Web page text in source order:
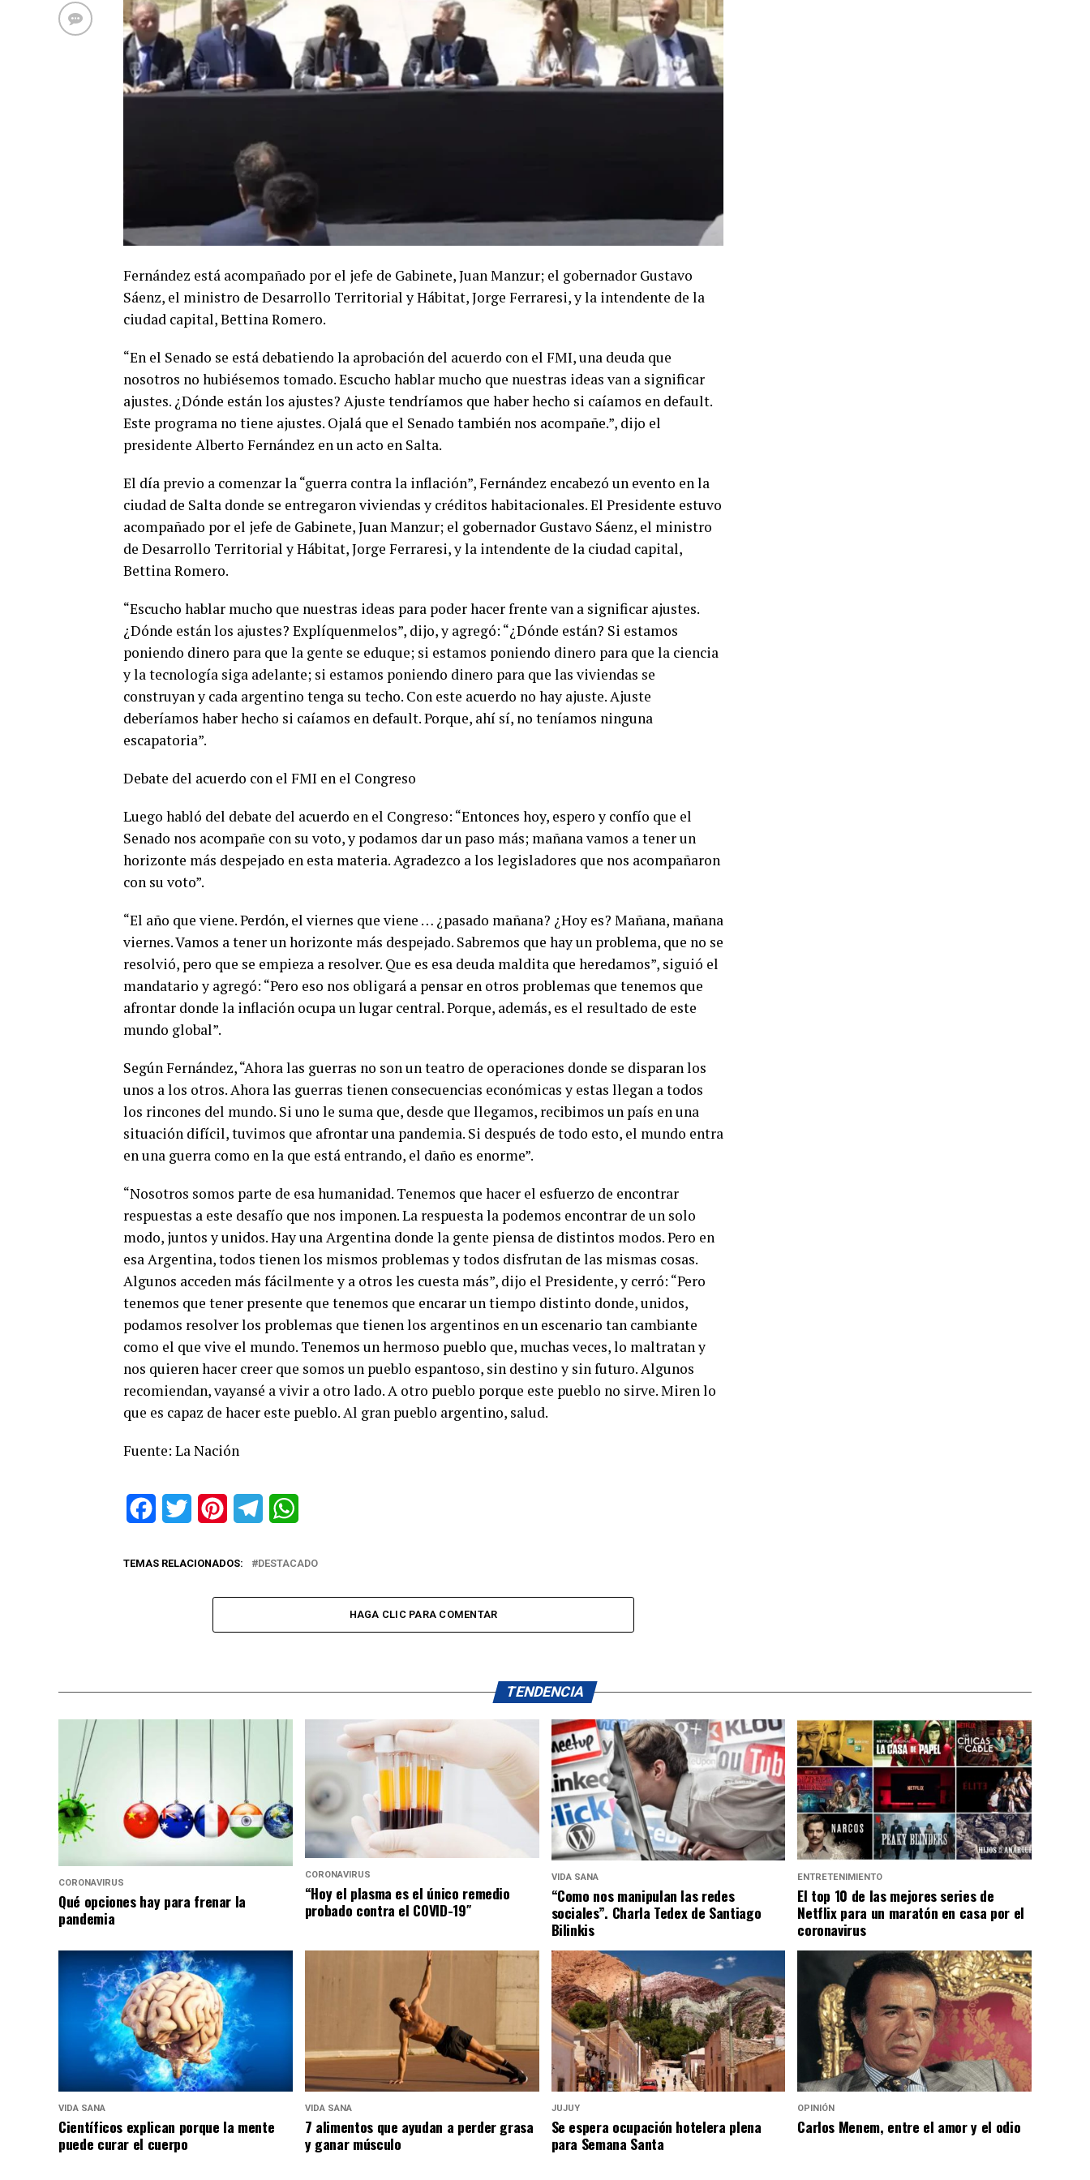
Fernández está acompañado por el jefe de Gabinete, Juan Manzur; el gobernador Gustavo
Sáenz, el ministro de Desarrollo Territorial y Hábitat, Jorge Ferraresi, y la intendente de la
ciudad capital, Bettina Romero.
“En el Senado se está debatiendo la aprobación del acuerdo con el FMI, una deuda que
nosotros no hubiésemos tomado. Escucho hablar mucho que nuestras ideas van a significar
ajustes. ¿Dónde están los ajustes? Ajuste tendríamos que haber hecho si caíamos en default.
Este programa no tiene ajustes. Ojalá que el Senado también nos acompañe.”, dijo el
presidente Alberto Fernández en un acto en Salta.
El día previo a comenzar la “guerra contra la inflación”, Fernández encabezó un evento en la
ciudad de Salta donde se entregaron viviendas y créditos habitacionales. El Presidente estuvo
acompañado por el jefe de Gabinete, Juan Manzur; el gobernador Gustavo Sáenz, el ministro
de Desarrollo Territorial y Hábitat, Jorge Ferraresi, y la intendente de la ciudad capital,
Bettina Romero.
“Escucho hablar mucho que nuestras ideas para poder hacer frente van a significar ajustes.
¿Dónde están los ajustes? Explíquenmelos”, dijo, y agregó: “¿Dónde están? Si estamos
poniendo dinero para que la gente se eduque; si estamos poniendo dinero para que la ciencia
y la tecnología siga adelante; si estamos poniendo dinero para que las viviendas se
construyan y cada argentino tenga su techo. Con este acuerdo no hay ajuste. Ajuste
deberíamos haber hecho si caíamos en default. Porque, ahí sí, no teníamos ninguna
escapatoria”.
Debate del acuerdo con el FMI en el Congreso
Luego habló del debate del acuerdo en el Congreso: “Entonces hoy, espero y confío que el
Senado nos acompañe con su voto, y podamos dar un paso más; mañana vamos a tener un
horizonte más despejado en esta materia. Agradezco a los legisladores que nos acompañaron
con su voto”.
“El año que viene. Perdón, el viernes que viene … ¿pasado mañana? ¿Hoy es? Mañana, mañana
viernes. Vamos a tener un horizonte más despejado. Sabremos que hay un problema, que no se
resolvió, pero que se empieza a resolver. Que es esa deuda maldita que heredamos”, siguió el
mandatario y agregó: “Pero eso nos obligará a pensar en otros problemas que tenemos que
afrontar donde la inflación ocupa un lugar central. Porque, además, es el resultado de este
mundo global”.
Según Fernández, “Ahora las guerras no son un teatro de operaciones donde se disparan los
unos a los otros. Ahora las guerras tienen consecuencias económicas y estas llegan a todos
los rincones del mundo. Si uno le suma que, desde que llegamos, recibimos un país en una
situación difícil, tuvimos que afrontar una pandemia. Si después de todo esto, el mundo entra
en una guerra como en la que está entrando, el daño es enorme”.
“Nosotros somos parte de esa humanidad. Tenemos que hacer el esfuerzo de encontrar
respuestas a este desafío que nos imponen. La respuesta la podemos encontrar de un solo
modo, juntos y unidos. Hay una Argentina donde la gente piensa de distintos modos. Pero en
esa Argentina, todos tienen los mismos problemas y todos disfrutan de las mismas cosas.
Algunos acceden más fácilmente y a otros les cuesta más”, dijo el Presidente, y cerró: “Pero
tenemos que tener presente que tenemos que encarar un tiempo distinto donde, unidos,
podamos resolver los problemas que tienen los argentinos en un escenario tan cambiante
como el que vive el mundo. Tenemos un hermoso pueblo que, muchas veces, lo maltratan y
nos quieren hacer creer que somos un pueblo espantoso, sin destino y sin futuro. Algunos
recomiendan, vayansé a vivir a otro lado. A otro pueblo porque este pueblo no sirve. Miren lo
que es capaz de hacer este pueblo. Al gran pueblo argentino, salud.
Fuente: La Nación
FacebookTwitter PinterestTelegram
TEMAS RELACIONADOS: DESTACADO
HAGA CLIC PARA COMENTAR
TENDENCIA
CORONAVIRUS
Qué opciones hay para frenar la
pandemia
CORONAVIRUS
“Hoy el plasma es el único remedio
probado contra el COVID-19″
VIDA SANA
“Como nos manipulan las redes
sociales”. Charla Tedex de Santiago
Bilinkis
ENTRETENIMIENTO
El top 10 de las mejores series de
Netflix para un maratón en casa por el
coronavirus
VIDA SANA
Científicos explican porque la mente
puede curar el cuerpo
VIDA SANA
7 alimentos que ayudan a perder grasa
y ganar músculo
JUJUY
Se espera ocupación hotelera plena
para Semana Santa
OPINIÓN
Carlos Menem, entre el amor y el odio